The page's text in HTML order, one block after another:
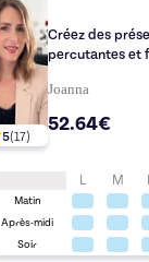
5(17)
Créez des
percutantes et
Joanna
52.64€
L M
Matin
Après-midi
Soir